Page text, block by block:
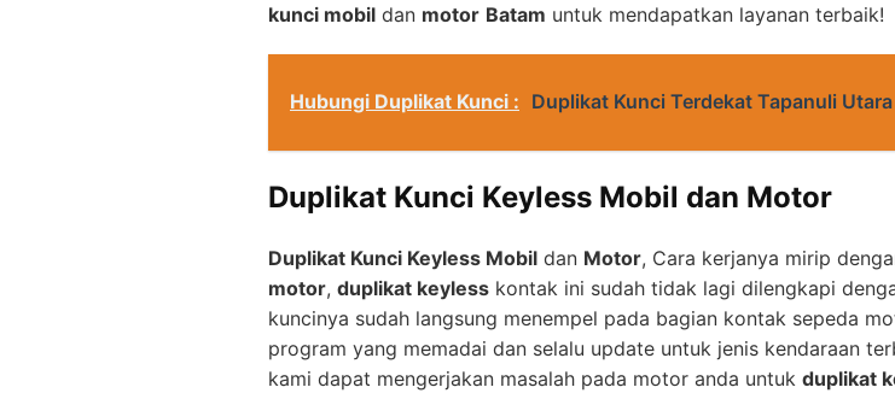
kunci mobil dan motor Batam untuk mendapatkan layanan terbaik!
Hubungi Duplikat Kunci : Duplikat Kunci Terdekat Tapanuli
Duplikat Kunci Keyless Mobil dan Motor
Duplikat Kunci Keyless Mobil dan Motor, Cara kerjanya mirip
motor, duplikat keyless kontak ini sudah tidak lagi dilengkapi
kuncinya sudah langsung menempel pada bagian kontak sepeda
program yang memadai dan selalu update untuk jenis kendaraan
kami dapat mengerjakan masalah pada motor anda untuk duplikat